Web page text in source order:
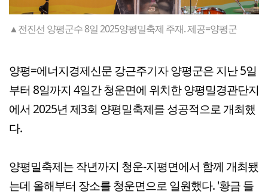
▲전진선 양평군수 8일 2025양평밀축제 주재. 제공=양평군
양평=에너지경제신문 강근주기자 양평군은 지난 5일
부터 8일까지 4일간 청운면에 위치한 양평밀경관단지
에서 2025년 제3회 양평밀축제를 성공적으로 개최했
다.
양평밀축제는 작년까지 청운-지평면에서 함께 개최됐
는데 올해부터 장소를 청운면으로 일원했다. '황금 들